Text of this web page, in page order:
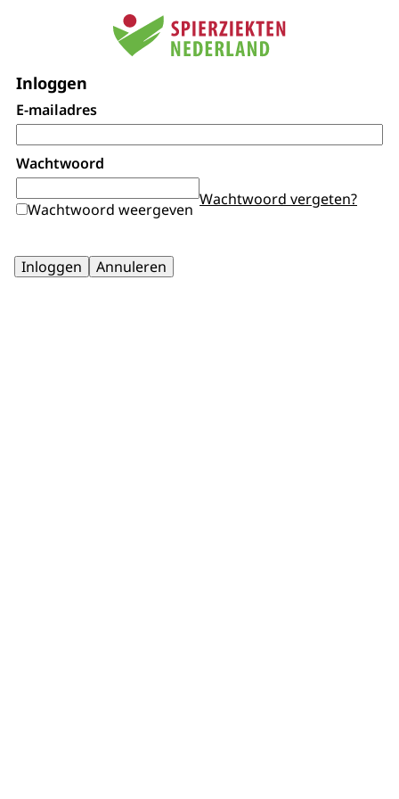
Inloggen
E-mailadres
Wachtwoord
Wachtwoord weergeven
Wachtwoord vergeten?
Inloggen Annuleren